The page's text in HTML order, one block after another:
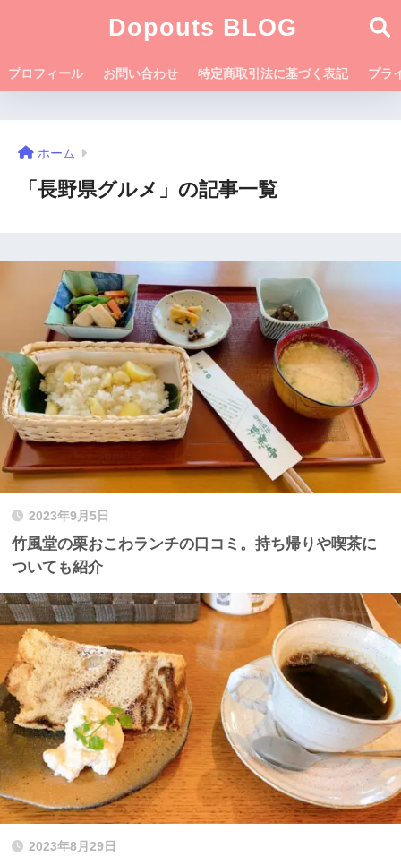
Dopouts BLOG
プロフィール お問い合わせ 特定商取引法に基づく表記 プラ
ホーム
「長野県グルメ」の記事一覧
2023年9月5日
竹風堂の栗おこわランチの口コミ。持ち帰りや喫茶に
ついても紹介
2023年8月29日